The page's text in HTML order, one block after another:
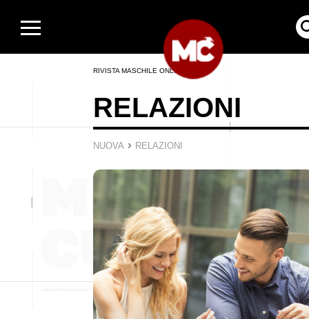
RIVISTA MASCHILE ONLINE
RELAZIONI
NUOVA › RELAZIONI